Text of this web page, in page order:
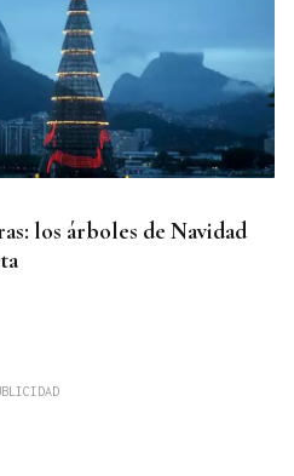
los árboles de Navidad